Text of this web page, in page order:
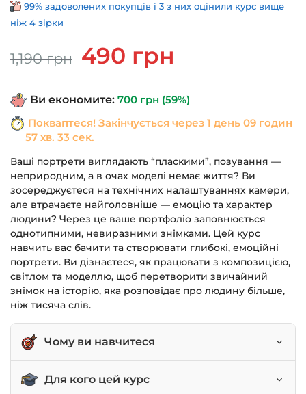
99% задоволених покупців і 3 з них оцінили курс вище
ніж 4 зірки
1,190грн
Оригінальна
ціна:
490 грн
Ви економите: 700 грн (59%)
Покваптеся! Закінчується через 1 день 09 годин
57 хв. 32 сек.
Ваші портрети виглядають “пласкими”, позування —
неприродним, а в очах моделі немає життя? Ви
зосереджуєтеся на технічних налаштуваннях камери,
але втрачаєте найголовніше — емоцію та характер
людини? Через це ваше портфоліо заповнюється
однотипними, невиразними знімками. Цей курс
навчить вас бачити та створювати глибокі, емоційні
портрети. Ви дізнаєтеся, як працювати з композицією,
світлом та моделлю, щоб перетворити звичайний
знімок на історію, яка розповідає про людину більше,
ніж тисяча слів.
Чому ви навчитеся
Будувати сильну композицію та аналізувати
Для кого цей курс